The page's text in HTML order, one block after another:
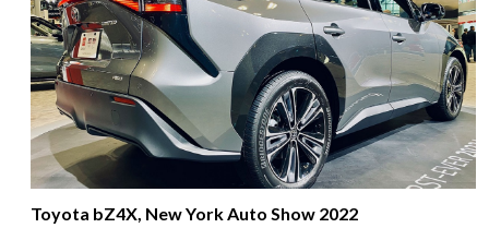
Toyota bZ4X, New York Auto Show 2022